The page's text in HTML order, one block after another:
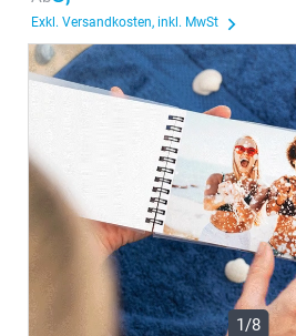
Exkl. Versandkosten, inkl. MwSt
1/8